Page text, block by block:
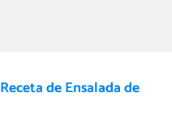
Receta de Ensalada de